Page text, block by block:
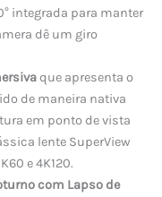
integrada para manter
dê um giro
que apresenta o
de maneira nativa
em ponto de vista
lente SuperView
e 4K120.
com Lapso de